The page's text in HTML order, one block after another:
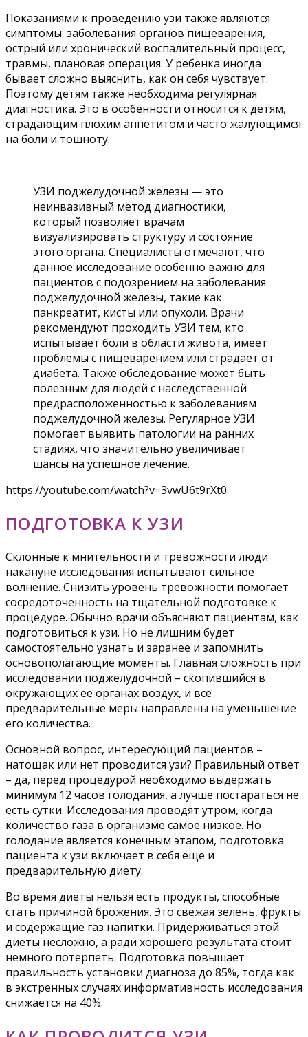
Показаниями к проведению узи также являются
симптомы: заболевания органов пищеварения,
острый или хронический воспалительный процесс,
травмы, плановая операция. У ребенка иногда
бывает сложно выяснить, как он себя чувствует.
Поэтому детям также необходима регулярная
диагностика. Это в особенности относится к детям,
страдающим плохим аппетитом и часто жалующимся
на боли и тошноту.
УЗИ поджелудочной железы — это
неинвазивный метод диагностики,
который позволяет врачам
визуализировать структуру и состояние
этого органа. Специалисты отмечают, что
данное исследование особенно важно для
пациентов с подозрением на заболевания
поджелудочной железы, такие как
панкреатит, кисты или опухоли. Врачи
рекомендуют проходить УЗИ тем, кто
испытывает боли в области живота, имеет
проблемы с пищеварением или страдает от
диабета. Также обследование может быть
полезным для людей с наследственной
предрасположенностью к заболеваниям
поджелудочной железы. Регулярное УЗИ
помогает выявить патологии на ранних
стадиях, что значительно увеличивает
шансы на успешное лечение.
https://youtube.com/watch?v=3vwU6t9rXt0
ПОДГОТОВКА К УЗИ
Склонные к мнительности и тревожности люди
накануне исследования испытывают сильное
волнение. Снизить уровень тревожности помогает
сосредоточенность на тщательной подготовке к
процедуре. Обычно врачи объясняют пациентам, как
подготовиться к узи. Но не лишним будет
самостоятельно узнать и заранее и запомнить
основополагающие моменты. Главная сложность при
исследовании поджелудочной – скопившийся в
окружающих ее органах воздух, и все
предварительные меры направлены на уменьшение
его количества.
Основной вопрос, интересующий пациентов –
натощак или нет проводится узи? Правильный ответ
– да, перед процедурой необходимо выдержать
минимум 12 часов голодания, а лучше постараться не
есть сутки. Исследования проводят утром, когда
количество газа в организме самое низкое. Но
голодание является конечным этапом, подготовка
пациента к узи включает в себя еще и
предварительную диету.
Во время диеты нельзя есть продукты, способные
стать причиной брожения. Это свежая зелень, фрукты
и содержащие газ напитки. Придерживаться этой
диеты несложно, а ради хорошего результата стоит
немного потерпеть. Подготовка повышает
правильность установки диагноза до 85%, тогда как
в экстренных случаях информативность исследования
снижается на 40%.